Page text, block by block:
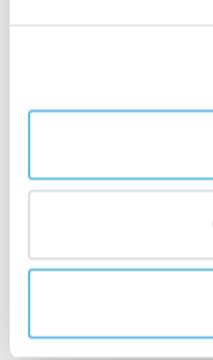
Våre produkter
eteriske oljer. Siden
sammensetningen
avhenger av
opprinnelse,
naturlig atingen